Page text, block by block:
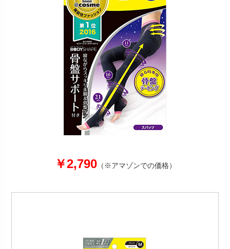
￥2,790（※アマゾンでの価格）